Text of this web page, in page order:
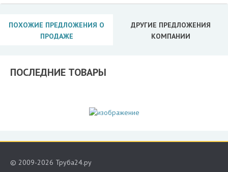
ПОХОЖИЕ ПРЕДЛОЖЕНИЯ О
ПРОДАЖЕ
ДРУГИЕ ПРЕДЛОЖЕНИЯ
КОМПАНИИ
ПОСЛЕДНИЕ ТОВАРЫ
© 2009-2026 Труба24.ру